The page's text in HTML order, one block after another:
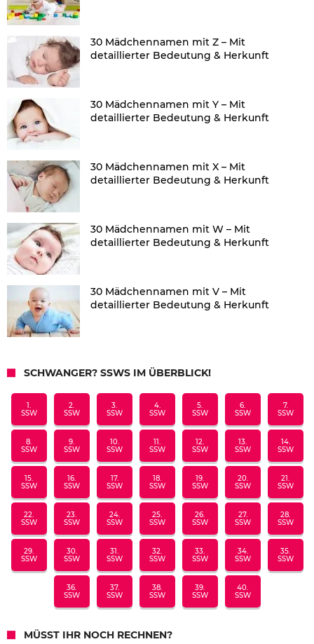
30 Mädchennamen mit Z – Mit
detaillierter Bedeutung & Herkunft
30 Mädchennamen mit Y – Mit
detaillierter Bedeutung & Herkunft
30 Mädchennamen mit X – Mit
detaillierter Bedeutung & Herkunft
30 Mädchennamen mit W – Mit
detaillierter Bedeutung & Herkunft
30 Mädchennamen mit V – Mit
detaillierter Bedeutung & Herkunft
SCHWANGER? SSWS IM ÜBERBLICK!
1.
SSW
2.
SSW
3.
SSW
4.
SSW
5.
SSW
6.
SSW
7.
SSW
8.
SSW
9.
SSW
10.
SSW
11.
SSW
12.
SSW
13.
SSW
14.
SSW
15.
SSW
16.
SSW
17.
SSW
18.
SSW
19.
SSW
20.
SSW
21.
SSW
22.
SSW
23.
SSW
24.
SSW
25.
SSW
26.
SSW
27.
SSW
28.
SSW
29.
SSW
30.
SSW
31.
SSW
32.
SSW
33.
SSW
34.
SSW
35.
SSW
36.
SSW
37.
SSW
38.
SSW
39.
SSW
40.
SSW
MÜSST IHR NOCH RECHNEN?